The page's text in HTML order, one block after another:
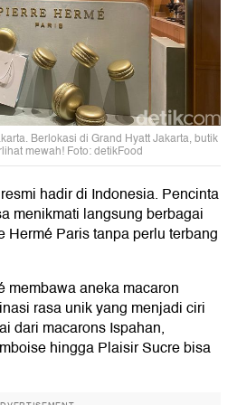
Berlokasi di Grand Hyatt Jakarta, butik
mewah! Foto: detikFood
hadir di Indonesia. Pencinta
menikmati langsung berbagai
Hermé Paris tanpa perlu terbang
membawa aneka macaron
rasa unik yang menjadi ciri
dari macarons Ispahan,
hingga Plaisir Sucre bisa